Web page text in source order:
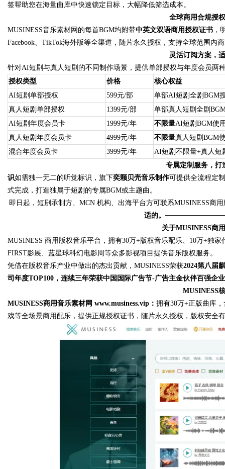
签帮助您在海量曲库中快速锁定目标，大幅降低筛选成本。
全球商用合规授
MUSINESS音乐素材网的每首BGM均附带中英文双语商用授权证书 ，
Facebook、TikTok海外版等全渠道，随片永久授权，支持全球范围内
灵活订阅方案，
针对AI短剧与真人短剧的不同制作场景，提供单部授权与年度会员两
授权类型
价格
核心权益
AI短剧单部授权
599元/部
单部AI短剧全剧BGM
真人短剧单部授权
1399元/部
单部真人短剧全剧
AI短剧年度会员卡
1999元/年 不限量AI短剧BGM使
真人短剧年度会员卡
4999元/年 不限量真人短剧BGM
混合年度会员卡
3999元/年
AI短剧不限量+真人短
专属定制服务，打
识如需独一无二的听觉标识，旗下奕颗贝壳音乐制作可提供全流程定
式完成，打造独属于短剧的专属BGM或主题曲。
即日起，短剧承制方、MCN 机构、出海平台方可联系MUSINESS商
适的。
关于MUSINESS商
MUSINESS 商用版权音乐平台，拥有30万+版权音乐配乐、10万+独
FIRST影展、蓝星球科幻电影周等众多影视项目提供音乐版权服务。
凭借在版权音乐产业中做出的杰出贡献，MUSINESS荣获2024第八届
司年度TOP100，连续三年荣获中国国际广告节-广告主金伙伴百强企业
MUSINESS
MUSINESS商用音乐素材网 www.musiness.vip： 拥有30万+正版曲库
戏等全场景商用配乐，提供正规授权证书，随片永久授权，版权安全